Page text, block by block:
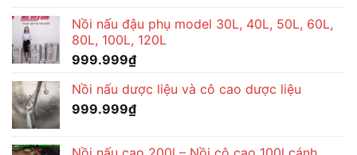
Nồi nấu đậu phụ model 30L, 40L, 50L, 60L,
80L, 100L, 120L
999.999₫
Nồi nấu dược liệu và cô cao dược liệu
999.999₫